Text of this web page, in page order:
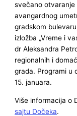
svečano otvaranje
avangardnog
gradskom
izložba „Vreme i
dr Aleksandra
regionalnih i
grada. Programi u
15. januara.
Više informacija o
sajtu Dočeka.